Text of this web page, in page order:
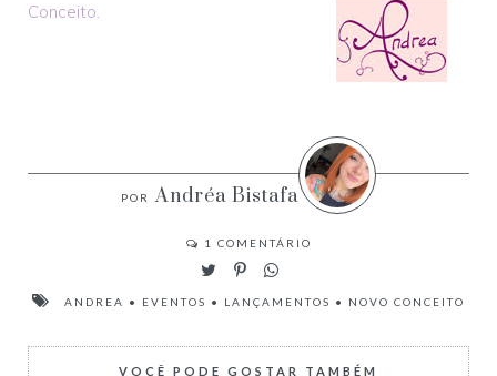
Conceito.
Andréa Bistafa
1 COMENTÁRIO
ANDREA • EVENTOS • LANÇAMENTOS • NOVO CONCEITO
VOCÊ PODE GOSTAR TAMBÉM